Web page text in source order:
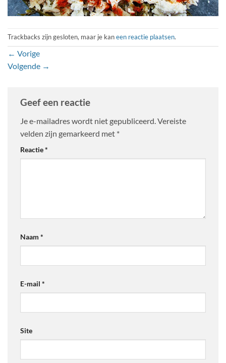
Trackbacks zijn gesloten, maar je kaneen reactie plaatsen.
← Vorige
Volgende →
Geef een reactie
Je e-mailadres wordt niet gepubliceerd.Vereiste
velden zijn gemarkeerd met *
Reactie*
Naam *
E-mail *
Site